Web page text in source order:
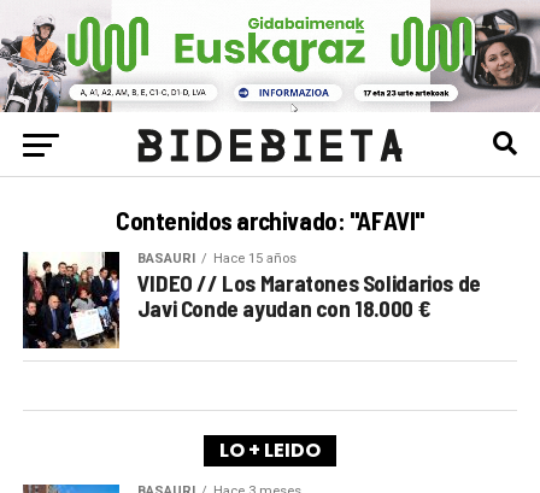
Contenidos archivado: "AFAVI"
BASAURI Hace 15 años
VIDEO // Los Maratones Solidarios de
Javi Conde ayudan con 18.000 €
LO + LEIDO